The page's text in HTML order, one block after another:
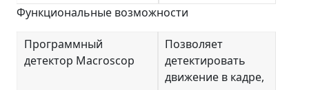
Функциональные возможности
Программный
детектор Macroscop
Позволяет
детектировать
движение в кадре,